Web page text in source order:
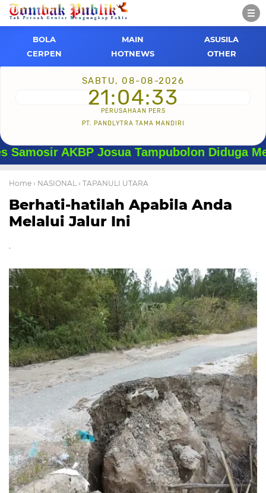
BOLA MAIN
ASUSILA
CERPEN
HOTNEWS OTHER
SABTU, 08-08-2026
21:04:34
PERUSAHAAN PERS
PT. PANDLYTRA TAMA MANDIRI
AKBP Josua Tampubolon Diduga
Home › NASIONAL › TAPANULI UTARA
Berhati-hatilah Apabila Anda
Melalui Jalur Ini